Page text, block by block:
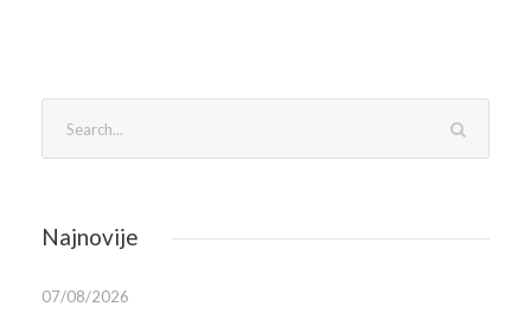
Najnovije
07/08/2026